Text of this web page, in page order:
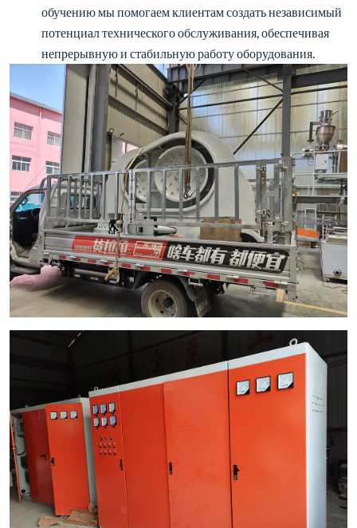
обучению мы помогаем клиентам создать независимый
потенциал технического обслуживания, обеспечивая
непрерывную и стабильную работу оборудования.